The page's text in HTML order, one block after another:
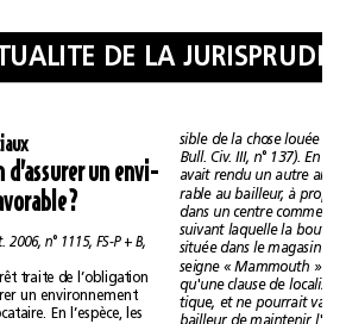
entres commerciaux
Obligation d’assurer un envi-
ronnement favorable?
, 31 oct. 2006, n°1115, FS-P +B,
Cet intéressant arrêt traite de l’obligation
du bailleur d’assurer un environnement
favorable à son locataire. En l’espèce, les